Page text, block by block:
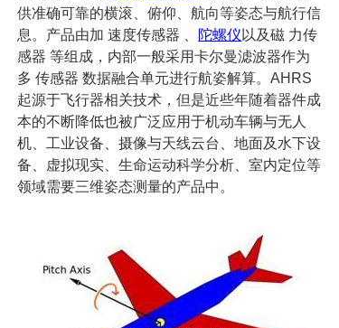
供准确可靠的横滚、俯仰、航向等姿态与航行信
息。产品由加 速度传感器 陀螺仪 以及磁 力传
感器 等组成，内部一般采用卡尔曼滤波器作为
多 传感器 数据融合单元进行航姿解算。AHRS
起源于飞行器相关技术，但是近些年随着器件成
本的不断降低也被广泛应用于机动车辆与无人
机、工业设备、摄像与天线云台、地面及水下设
备、虚拟现实、生命运动科学分析、室内定位等
领域需要三维姿态测量的产品中。